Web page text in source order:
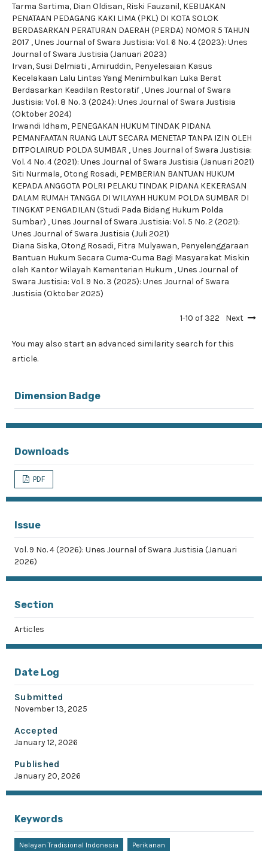
Tarma Sartima, Dian Oldisan, Riski Fauzanil, KEBIJAKAN
PENATAAN PEDAGANG KAKI LIMA (PKL) DI KOTA SOLOK
BERDASARKAN PERATURAN DAERAH (PERDA) NOMOR 5 TAHUN
2017 ,Unes Journal of Swara Justisia: Vol. 6 No. 4 (2023): Unes
Journal of Swara Justisia (Januari 2023)
Irvan, Susi Delmiati , Amiruddin, Penyelesaian Kasus
Kecelakaan Lalu Lintas Yang Menimbulkan Luka Berat
Berdasarkan Keadilan Restoratif ,Unes Journal of Swara
Justisia: Vol. 8 No. 3 (2024): Unes Journal of Swara Justisia
(Oktober 2024)
Irwandi Idham, PENEGAKAN HUKUM TINDAK PIDANA
PEMANFAATAN RUANG LAUT SECARA MENETAP TANPA IZIN OLEH
DITPOLAIRUD POLDA SUMBAR ,Unes Journal of Swara Justisia:
Vol. 4 No. 4 (2021): Unes Journal of Swara Justisia (Januari 2021)
Siti Nurmala, Otong Rosadi, PEMBERIAN BANTUAN HUKUM
KEPADA ANGGOTA POLRI PELAKU TINDAK PIDANA KEKERASAN
DALAM RUMAH TANGGA DI WILAYAH HUKUM POLDA SUMBAR DI
TINGKAT PENGADILAN (Studi Pada Bidang Hukum Polda
Sumbar) ,Unes Journal of Swara Justisia: Vol. 5 No. 2 (2021):
Unes Journal of Swara Justisia (Juli 2021)
Diana Siska, Otong Rosadi, Fitra Mulyawan, Penyelenggaraan
Bantuan Hukum Secara Cuma-Cuma Bagi Masyarakat Miskin
oleh Kantor Wilayah Kementerian Hukum ,Unes Journal of
Swara Justisia: Vol. 9 No. 3 (2025): Unes Journal of Swara
Justisia (Oktober 2025)
1-10 of 322 Next
You may also start an advanced similarity search for this
article.
Dimension Badge
Downloads
PDF
Issue
Vol. 9 No. 4 (2026): Unes Journal of Swara Justisia (Januari
2026)
Section
Articles
Date Log
Submitted
November 13, 2025
Accepted
January 12, 2026
Published
January 20, 2026
Keywords
Nelayan Tradisional Indonesia Perikanan